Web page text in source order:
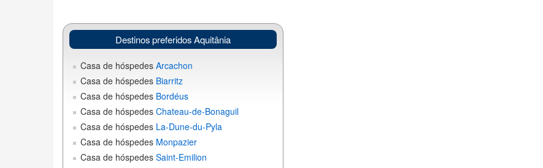
Destinos preferidos Aquitânia
Casa de hóspedes Arcachon
Casa de hóspedes Biarritz
Casa de hóspedes Bordéus
Casa de hóspedes Chateau-de-Bonaguil
Casa de hóspedes La-Dune-du-Pyla
Casa de hóspedes Monpazier
Casa de hóspedes Saint-Emilion